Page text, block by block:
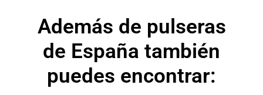
Además de pulseras
de España también
puedes encontrar: